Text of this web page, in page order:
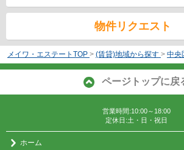
物件リクエスト
メイワ・エステートTOP > (賃貸)地域から探す > 中央
ページトップに戻
営業時間:10:00～18:00
定休日:土・日・祝日
ホーム